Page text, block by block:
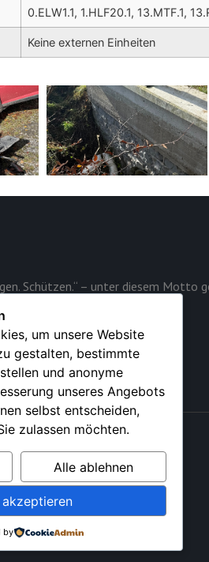
0.ELW1.1, 1.HLF20.1, 13.MTF.1,
Keine externen Einheiten
Schützen.“ – unter diesem
Stadt Sundern (Sauerland)
um unsere Website
gestalten, bestimmte
und anonyme
unseres Angebots
selbst entscheiden,
zulassen möchten.
Alle ablehnen
akzeptieren
by